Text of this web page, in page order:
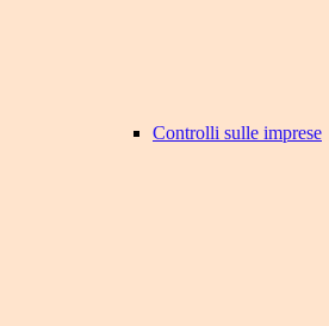
Controlli sulle imprese